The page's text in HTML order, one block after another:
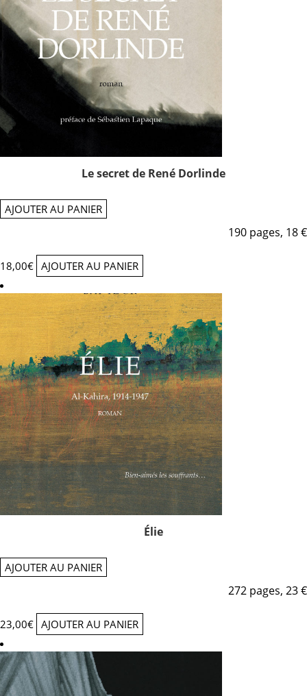
Le secret de René Dorlinde
AJOUTER AU PANIER
190 pages, 18 €
18,00€ AJOUTER AU PANIER
Élie
AJOUTER AU PANIER
272 pages, 23 €
23,00€ AJOUTER AU PANIER